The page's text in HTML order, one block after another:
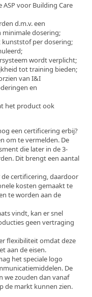
voor Building Care
d.m.v. een
minimale dosering;
kunststof per dosering;
wordt verplicht;
tot training bieden;
van I&I
en
het product ook
een certificering erbij?
om te vermelden. De
die later in de 3-
Dit brengt een aantal
de certificering, daardoor
kosten gemaakt te
te worden aan de
vindt, kan er snel
geen vertraging
flexibiliteit omdat deze
aan de eisen.
het speciale logo
De
we zouden dan vanaf
de markt kunnen zien.